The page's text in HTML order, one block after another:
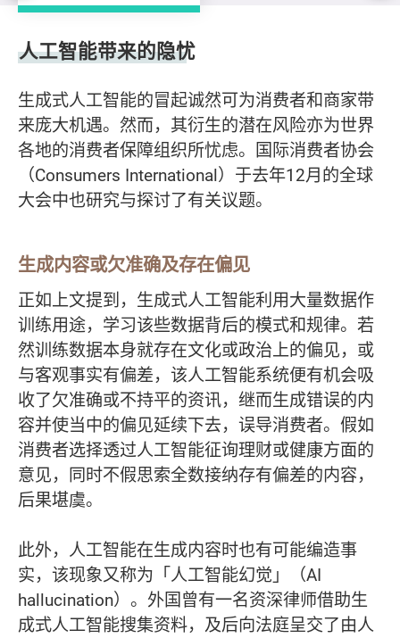
人工智能带来的隐忧
人工智能带来的隐忧
生成式人工智能的冒起诚然可为消费者和商家带
来庞大机遇。然而，其衍生的潜在风险亦为世界
各地的消费者保障组织所忧虑。国际消费者协会
（Consumers International）于去年12月的全球
大会中也研究与探讨了有关议题。
生成内容或欠准确及存在偏见
正如上文提到，生成式人工智能利用大量数据作
训练用途，学习该些数据背后的模式和规律。若
然训练数据本身就存在文化或政治上的偏见，或
与客观事实有偏差，该人工智能系统便有机会吸
收了欠准确或不持平的资讯，继而生成错误的内
容并使当中的偏见延续下去，误导消费者。假如
消费者选择透过人工智能征询理财或健康方面的
意见，同时不假思索全数接纳存有偏差的内容，
后果堪虞。
此外，人工智能在生成内容时也有可能编造事
实，该现象又称为「人工智能幻觉」（AI
hallucination）。外国曾有一名资深律师借助生
成式人工智能搜集资料，及后向法庭呈交了由人